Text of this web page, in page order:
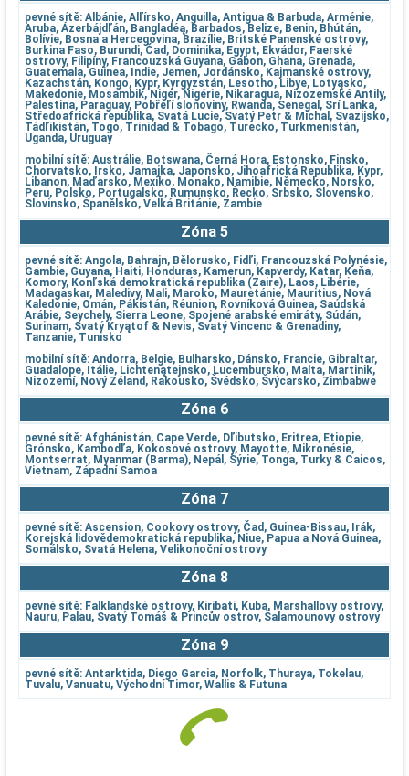
pevné sítě: Albánie, Alľírsko, Anguilla, Antigua & Barbuda, Arménie,
Aruba, Ázerbájdľán, Bangladéą, Barbados, Belize, Benin, Bhútán,
Bolívie, Bosna a Hercegovina, Brazílie, Britské Panenské ostrovy,
Burkina Faso, Burundi, Čad, Dominika, Egypt, Ekvádor, Faerské
ostrovy, Filipíny, Francouzská Guyana, Gabon, Ghana, Grenada,
Guatemala, Guinea, Indie, Jemen, Jordánsko, Kajmanské ostrovy,
Kazachstán, Kongo, Kypr, Kyrgyzstán, Lesotho, Libye, Lotyąsko,
Makedonie, Mosambik, Niger, Nigérie, Nikaragua, Nizozemské Antily,
Palestina, Paraguay, Pobřeľí slonoviny, Rwanda, Senegal, Srí Lanka,
Středoafrická republika, Svatá Lucie, Svatý Petr & Michal, Svazijsko,
Tádľikistán, Togo, Trinidad & Tobago, Turecko, Turkmenistán,
Uganda, Uruguay
mobilní sítě: Austrálie, Botswana, Černá Hora, Estonsko, Finsko,
Chorvatsko, Irsko, Jamajka, Japonsko, Jihoafrická Republika, Kypr,
Libanon, Maďarsko, Mexiko, Monako, Namibie, Německo, Norsko,
Peru, Polsko, Portugalsko, Rumunsko, Řecko, Srbsko, Slovensko,
Slovinsko, Španělsko, Velká Británie, Zambie
Zóna 5
pevné sítě: Angola, Bahrajn, Bělorusko, Fidľi, Francouzská Polynésie,
Gambie, Guyana, Haiti, Honduras, Kamerun, Kapverdy, Katar, Keňa,
Komory, Konľská demokratická republika (Zaire), Laos, Libérie,
Madagaskar, Maledivy, Mali, Maroko, Mauretánie, Mauritius, Nová
Kaledonie, Omán, Pákistán, Réunion, Rovníková Guinea, Saúdská
Arábie, Seychely, Sierra Leone, Spojené arabské emiráty, Súdán,
Surinam, Svatý Kryątof & Nevis, Svatý Vincenc & Grenadiny,
Tanzanie, Tunisko
mobilní sítě: Andorra, Belgie, Bulharsko, Dánsko, Francie, Gibraltar,
Guadalope, Itálie, Lichtenątejnsko, Lucembursko, Malta, Martinik,
Nizozemí, Nový Zéland, Rakousko, Švédsko, Švýcarsko, Zimbabwe
Zóna 6
pevné sítě: Afghánistán, Cape Verde, Dľibutsko, Eritrea, Etiopie,
Grónsko, Kambodľa, Kokosové ostrovy, Mayotte, Mikronésie,
Montserrat, Myanmar (Barma), Nepál, Sýrie, Tonga, Turky & Caicos,
Vietnam, Západní Samoa
Zóna 7
pevné sítě: Ascension, Cookovy ostrovy, Čad, Guinea-Bissau, Irák,
Korejská lidovědemokratická republika, Niue, Papua a Nová Guinea,
Somálsko, Svatá Helena, Velikonoční ostrovy
Zóna 8
pevné sítě: Falklandské ostrovy, Kiribati, Kuba, Marshallovy ostrovy,
Nauru, Palau, Svatý Tomáš & Princův ostrov, Šalamounovy ostrovy
Zóna 9
pevné sítě: Antarktida, Diego Garcia, Norfolk, Thuraya, Tokelau,
Tuvalu, Vanuatu, Východní Timor, Wallis & Futuna